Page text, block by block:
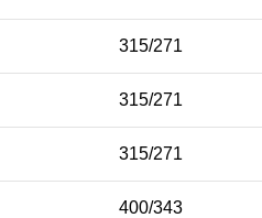
315/271
315/271
315/271
400/343